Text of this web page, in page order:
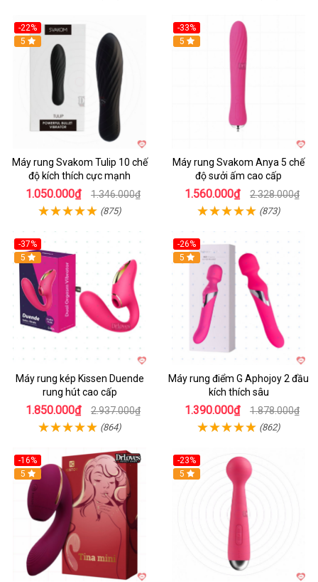
-22%
Hot
5
Máy rung Svakom Tulip 10 chế
độ kích thích cực mạnh
1.050.000₫ 1.346.000₫
(875)
-33%
Hot
5
Máy rung Svakom Anya 5 chế
độ sưởi ấm cao cấp
1.560.000₫ 2.328.000₫
(873)
-37%
Hot
5
Máy rung kép Kissen Duende
rung hút cao cấp
1.850.000₫ 2.937.000₫
(864)
-26%
Hot
5
Máy rung điểm G Aphojoy 2 đầu
kích thích sâu
1.390.000₫ 1.878.000₫
(862)
-16%
Hot
5
-23%
Hot
5